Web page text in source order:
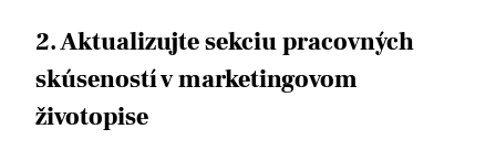
2. Aktualizujte sekciu pracovných
skúseností v marketingovom
životopise